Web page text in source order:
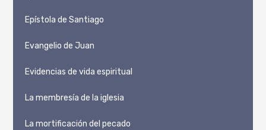
Epístola de Santiago
Evangelio de Juan
Evidencias de vida espiritual
La membresía de la iglesia
La mortificación del pecado